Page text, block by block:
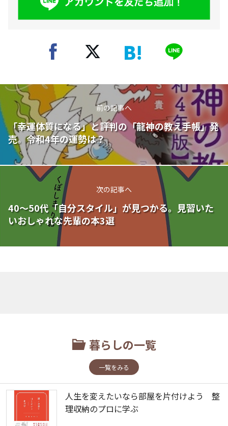
前の記事へ
「幸運体質になる」と評判の「龍神の教え手帳」発
売。令和4年の運勢は？
次の記事へ
40～50代「自分スタイル」が見つかる。見習いた
いおしゃれな先輩の本3選
暮らしの一覧
一覧をみる
人生を変えたいなら部屋を片付けよう 整
理収納のプロに学ぶ